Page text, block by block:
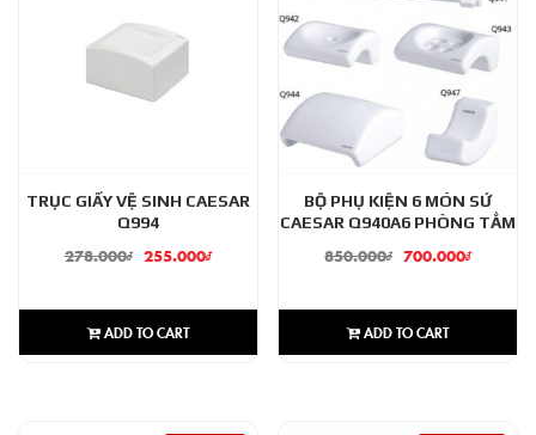
TRỤC GIẤY VỆ SINH CAESAR
Q994
278.000₫ 255.000₫
ADD TO CART
BỘ PHỤ KIỆN 6 MÓN SỨ
CAESAR Q940A6 PHÒNG TẮM
850.000₫ 700.000₫
ADD TO CART